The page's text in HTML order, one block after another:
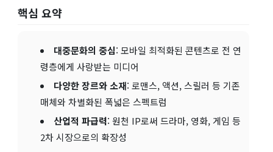
핵심 요약
대중문화의 중심: 모바일 최적화된 콘텐츠로 전 연
령층에게 사랑받는 미디어
다양한 장르와 소재: 로맨스, 액션, 스릴러 등 기존
매체와 차별화된 폭넓은 스펙트럼
산업적 파급력: 원천 IP로써 드라마, 영화, 게임 등
2차 시장으로의 확장성